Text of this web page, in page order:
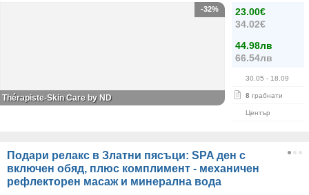
23.00€
34.02€
44.98лв
66.54лв
30.05 - 18.09
8 грабнати
Център
-32%
Thérapiste-Skin Care by ND
Подари релакс в Златни пясъци: SPA ден с
включен обяд, плюс комплимент - механичен
рефлекторен масаж и минерална вода